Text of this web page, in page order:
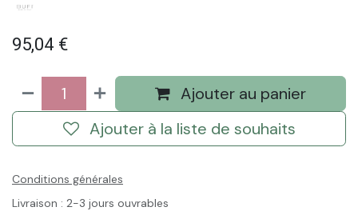
95,04 €
Ajouter au panier
Ajouter à la liste de souhaits
Conditions générales
Livraison : 2-3 jours ouvrables